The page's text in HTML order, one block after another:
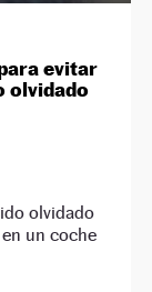
evitar
olvidado
olvidado
un coche